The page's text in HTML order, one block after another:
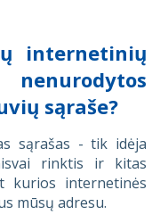
internetinių
sąraše?
sąrašas - tik idėja
rinktis ir kitas
kurios internetinės
mūsų adresu.